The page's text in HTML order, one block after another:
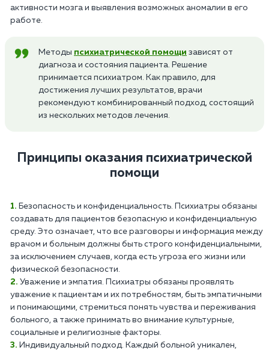
активности мозга и выявления возможных аномалии в его
работе.
Методы психиатрической помощи зависят от
диагноза и состояния пациента. Решение
принимается психиатром. Как правило, для
достижения лучших результатов, врачи
рекомендуют комбинированный подход, состоящий
из нескольких методов лечения.
Принципы оказания психиатрической
помощи
Безопасность и конфиденциальность. Психиатры обязаны
создавать для пациентов безопасную и конфиденциальную
среду. Это означает, что все разговоры и информация между
врачом и больным должны быть строго конфиденциальными,
за исключением случаев, когда есть угроза его жизни или
физической безопасности.
Уважение и эмпатия. Психиатры обязаны проявлять
уважение к пациентам и их потребностям, быть эмпатичными
и понимающими, стремиться понять чувства и переживания
больного, а также принимать во внимание культурные,
социальные и религиозные факторы.
Индивидуальный подход. Каждый больной уникален,